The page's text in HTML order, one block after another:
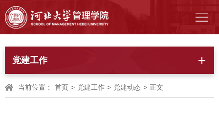
党建工作
当前位置： 首页 > 党建工作 > 党建动态 > 正文